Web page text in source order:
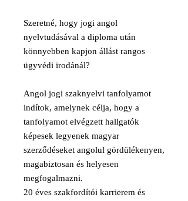
Szeretné, hogy jogi angol
nyelvtudásával a diploma után
könnyebben kapjon állást rangos
ügyvédi irodánál?
Angol jogi szaknyelvi tanfolyamot
indítok, amelynek célja, hogy a
tanfolyamot elvégzett hallgatók
képesek legyenek magyar
szerződéseket angolul gördülékenyen,
magabiztosan és helyesen
megfogalmazni.
20 éves szakfordítói karrierem és